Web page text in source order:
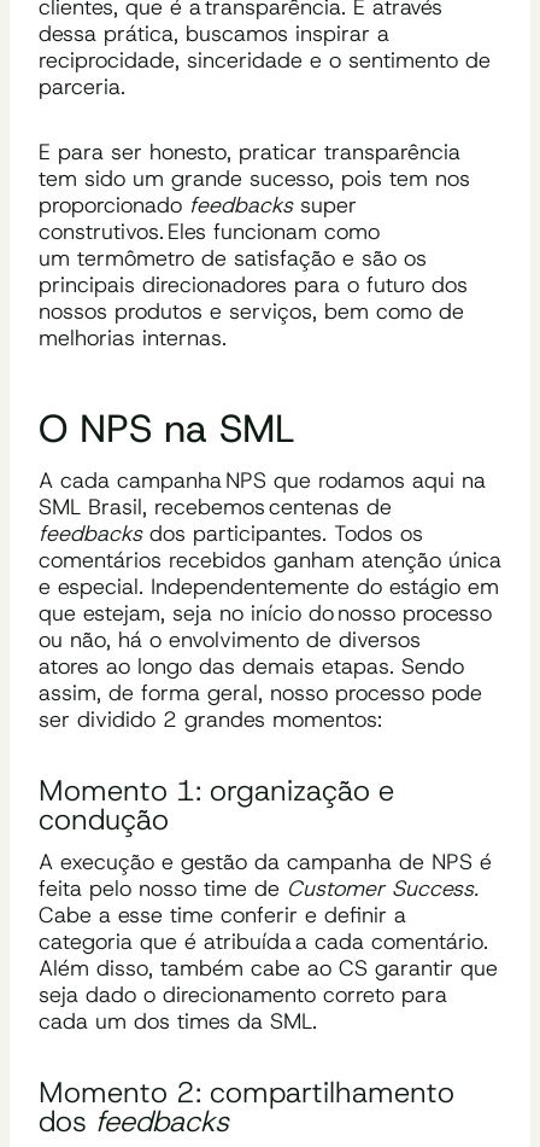
clientes, que é atransparência. E através
dessa prática, buscamos inspirar a
reciprocidade, sinceridade e o sentimento de
parceria.
E para ser honesto, praticar transparência
tem sido um grande sucesso, pois tem nos
proporcionado feedbacks super
construtivos. Eles funcionam como
um termômetro de satisfação e são os
principais direcionadores para o futuro dos
nossos produtos e serviços, bem como de
melhorias internas.
O NPS na SML
A cada campanha NPS que rodamos aqui na
SML Brasil, recebemos centenas de
feedbacks dos participantes. Todos os
comentários recebidos ganham atenção única
e especial. Independentemente do estágio em
que estejam, seja no início do nosso processo
ou não, há o envolvimento de diversos
atores ao longo das demais etapas. Sendo
assim, de forma geral, nosso processo pode
ser dividido 2 grandes momentos:
Momento 1: organização e
condução
A execução e gestão da campanha de NPS é
feita pelo nosso time de Customer Success.
Cabe a esse time conferir e definir a
categoria que é atribuídaa cada comentário.
Além disso, também cabe ao CS garantir que
seja dado o direcionamento correto para
cada um dos times da SML.
Momento 2: compartilhamento
dos feedbacks